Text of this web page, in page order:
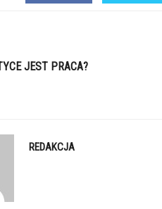
JEST PRACA?
REDAKCJA